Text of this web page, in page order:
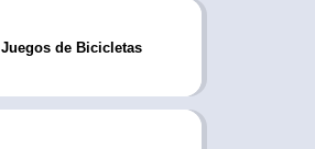
Juegos de Bicicletas